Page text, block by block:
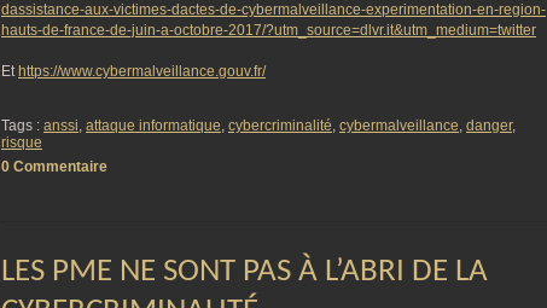
dassistance-aux-victimes-dactes-de-cybermalveillance-experimentation-en-region-
hauts-de-france-de-juin-a-octobre-2017/?utm_source=dlvr.it&utm_medium=twitter
Et https://www.cybermalveillance.gouv.fr/
Tags : anssi, attaque informatique, cybercriminalité, cybermalveillance, danger,
risque
0 Commentaire
LES PME NE SONT PAS À L’ABRI DE LA